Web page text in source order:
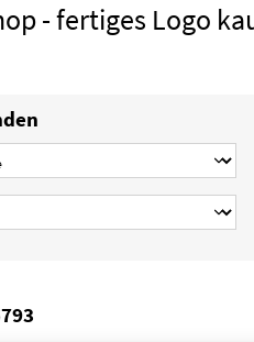
- fertiges Logo